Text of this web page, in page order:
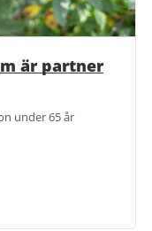
är partner
under 65 år